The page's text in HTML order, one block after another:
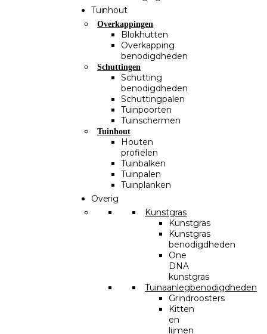
Tuinhout
Overkappingen
Blokhutten
Overkapping
benodigdheden
Schuttingen
Schutting
benodigdheden
Schuttingpalen
Tuinpoorten
Tuinschermen
Tuinhout
Houten
profielen
Tuinbalken
Tuinpalen
Tuinplanken
Overig
Kunstgras
Kunstgras
Kunstgras
benodigdheden
One
DNA
kunstgras
Tuinaanlegbenodigdheden
Grindroosters
Kitten
en
lijmen